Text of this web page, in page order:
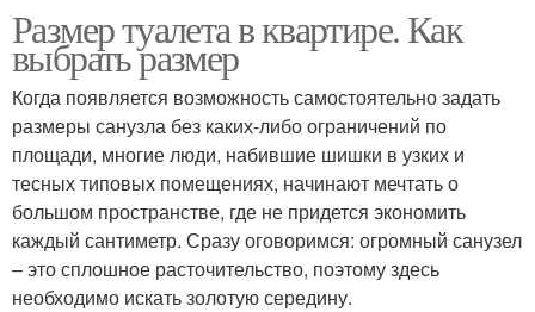
Размер туалета в квартире. Как
выбрать размер
Когда появляется возможность самостоятельно задать
размеры санузла без каких-либо ограничений по
площади, многие люди, набившие шишки в узких и
тесных типовых помещениях, начинают мечтать о
большом пространстве, где не придется экономить
каждый сантиметр. Сразу оговоримся: огромный санузел
– это сплошное расточительство, поэтому здесь
необходимо искать золотую середину.